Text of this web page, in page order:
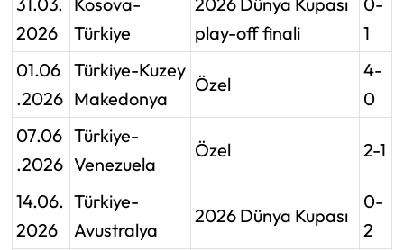
2026
Türkiye
play-off finali
1
01.06
.2026
Türkiye-Kuzey
Makedonya
Özel
4-
0
07.06
.2026
Türkiye-
Venezuela
Özel 2-1
14.06.
2026
Türkiye-
Avustralya
2026 Dünya Kupası
0-
2